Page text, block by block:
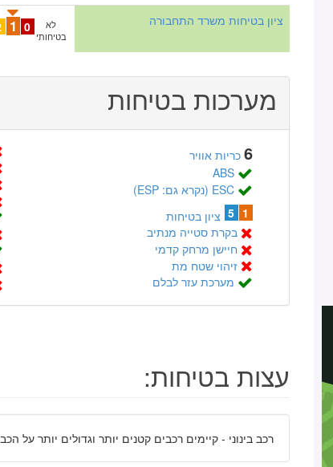
ציון בטיחות משרד התחבורה
לא
בטיחותי
0
1
מערכות בטיחות
6 כריות אוויר
ABS
ESC (נקרא גם: ESP)
1
5 ציון בטיחות
בקרת סטייה מנתיב
חיישן מרחק קדמי
זיהוי שטח מת
מערכת עזר לבלם
עצות בטיחות:
רכב בינוני - קיימים רכבים קטנים יותר וגדולים יותר על